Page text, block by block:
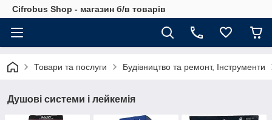
Cifrobus Shop - магазин б/в товарів
Товари та послуги Будівництво та ремонт, Інструменти
Душові системи і лейкемія